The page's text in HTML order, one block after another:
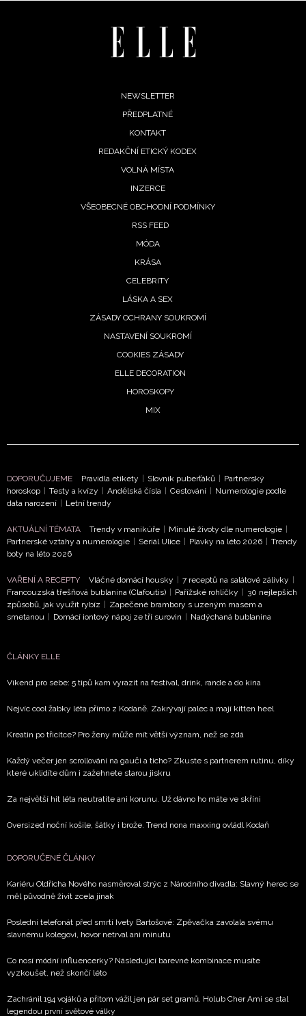
NEWSLETTER
PŘEDPLATNÉ
KONTAKT
REDAKČNÍ ETICKÝ KODEX
VOLNÁ MÍSTA
INZERCE
VŠEOBECNÉ OBCHODNÍ PODMÍNKY
RSS FEED
MÓDA
KRÁSA
CELEBRITY
LÁSKA A SEX
ZÁSADY OCHRANY SOUKROMÍ
NASTAVENÍ SOUKROMÍ
COOKIES ZÁSADY
ELLE DECORATION
HOROSKOPY
MIX
DOPORUČUJEME Pravidla etikety Slovník puberťáků
Partnerský
horoskop
Testy a kvízy Andělská čísla Cestování
Numerologie podle
data narození
Letní trendy
AKTUÁLNÍ TÉMATA Trendy v manikúře Minulé životy dle numerologie
Partnerské vztahy a numerologie
Seriál Ulice Plavky na léto 2026
Trendy
boty na léto 2026
VAŘENÍ A RECEPTY Vláčné domácí housky 7 receptů na salátové zálivky
Francouzská třešňová bublanina (Clafoutis)
Pařížské rohlíčky
30 nejlepších
způsobů, jak využít rybíz
Zapečené brambory s uzeným masem a
smetanou
Domácí iontový nápoj ze tří surovin Nadýchaná bublanina
ČLÁNKY ELLE
Víkend pro sebe: 5 tipů kam vyrazit na festival, drink, rande a do kina
Nejvíc cool žabky léta přímo z Kodaně. Zakrývají palec a mají kitten heel
Kreatin po třicítce? Pro ženy může mít větší význam, než se zdá
Každý večer jen scrollování na gauči a ticho? Zkuste s partnerem rutinu, díky
které uklidíte dům i zažehnete starou jiskru
Za největší hit léta neutratíte ani korunu. Už dávno ho máte ve skříni
Oversized noční košile, šátky i brože. Trend nona maxxing ovládl Kodaň
DOPORUČENÉ ČLÁNKY
Kariéru Oldřicha Nového nasměroval strýc z Národního divadla: Slavný herec se
měl původně živit zcela jinak
Poslední telefonát před smrtí Ivety Bartošové: Zpěvačka zavolala svému
slavnému kolegovi, hovor netrval ani minutu
Co nosí módní influencerky? Následující barevné kombinace musíte
vyzkoušet, než skončí léto
Zachránil 194 vojáků a přitom vážil jen pár set gramů. Holub Cher Ami se stal
legendou první světové války